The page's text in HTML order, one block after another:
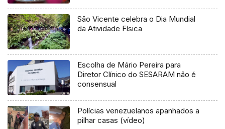
São Vicente celebra o Dia Mundial
da Atividade Física
Escolha de Mário Pereira para
Diretor Clínico do SESARAM não é
consensual
Polícias venezuelanos apanhados a
pilhar casas (vídeo)